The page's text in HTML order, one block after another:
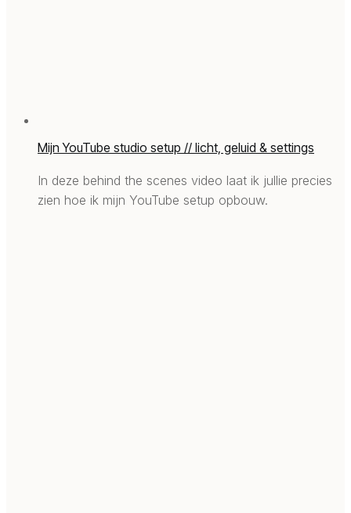
Mijn YouTube studio setup // licht, geluid & settings
In deze behind the scenes video laat ik jullie precies
zien hoe ik mijn YouTube setup opbouw.